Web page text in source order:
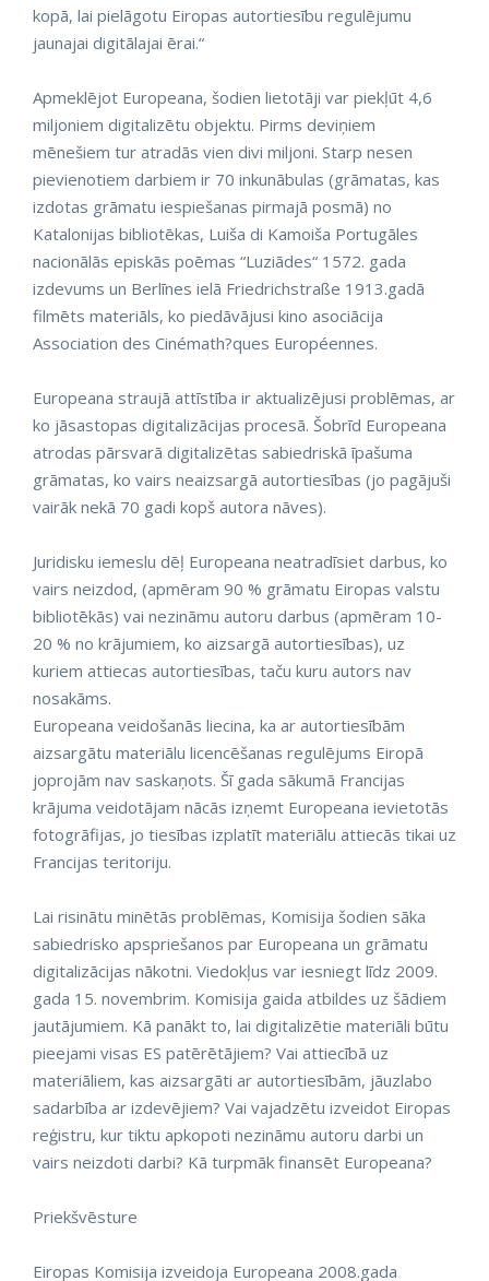
kopā, lai pielāgotu Eiropas autortiesību regulējumu
jaunajai digitālajai ērai.“
Apmeklējot Europeana, šodien lietotāji var piekļūt 4,6
miljoniem digitalizētu objektu. Pirms deviņiem
mēnešiem tur atradās vien divi miljoni. Starp nesen
pievienotiem darbiem ir 70 inkunābulas (grāmatas, kas
izdotas grāmatu iespiešanas pirmajā posmā) no
Katalonijas bibliotēkas, Luiša di Kamoiša Portugāles
nacionālās episkās poēmas “Luziādes“ 1572. gada
izdevums un Berlīnes ielā Friedrichstraße 1913.gadā
filmēts materiāls, ko piedāvājusi kino asociācija
Association des Cinémath?ques Européennes.
Europeana straujā attīstība ir aktualizējusi problēmas, ar
ko jāsastopas digitalizācijas procesā. Šobrīd Europeana
atrodas pārsvarā digitalizētas sabiedriskā īpašuma
grāmatas, ko vairs neaizsargā autortiesības (jo pagājuši
vairāk nekā 70 gadi kopš autora nāves).
Juridisku iemeslu dēļ Europeana neatradīsiet darbus, ko
vairs neizdod, (apmēram 90 % grāmatu Eiropas valstu
bibliotēkās) vai nezināmu autoru darbus (apmēram 10-
20 % no krājumiem, ko aizsargā autortiesības), uz
kuriem attiecas autortiesības, taču kuru autors nav
nosakāms.
Europeana veidošanās liecina, ka ar autortiesībām
aizsargātu materiālu licencēšanas regulējums Eiropā
joprojām nav saskaņots. Šī gada sākumā Francijas
krājuma veidotājam nācās izņemt Europeana ievietotās
fotogrāfijas, jo tiesības izplatīt materiālu attiecās tikai uz
Francijas teritoriju.
Lai risinātu minētās problēmas, Komisija šodien sāka
sabiedrisko apspriešanos par Europeana un grāmatu
digitalizācijas nākotni. Viedokļus var iesniegt līdz 2009.
gada 15. novembrim. Komisija gaida atbildes uz šādiem
jautājumiem. Kā panākt to, lai digitalizētie materiāli būtu
pieejami visas ES patērētājiem? Vai attiecībā uz
materiāliem, kas aizsargāti ar autortiesībām, jāuzlabo
sadarbība ar izdevējiem? Vai vajadzētu izveidot Eiropas
reģistru, kur tiktu apkopoti nezināmu autoru darbi un
vairs neizdoti darbi? Kā turpmāk finansēt Europeana?
Priekšvēsture
Eiropas Komisija izveidoja Europeana 2008.gada